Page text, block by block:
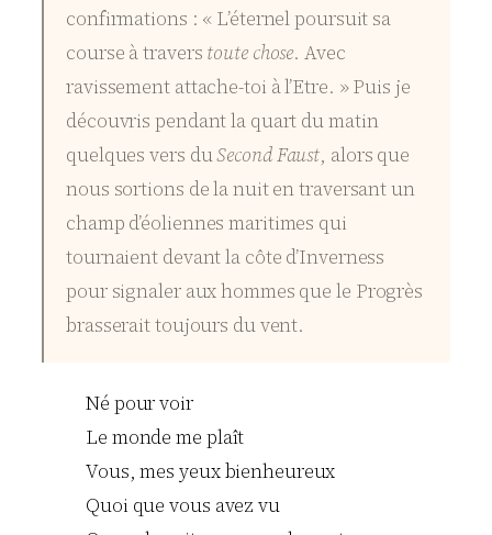
confirmations : « L’éternel poursuit sa
course à travers toute chose. Avec
ravissement attache-toi à l’Etre. » Puis je
découvris pendant la quart du matin
quelques vers duSecond Faust, alors que
nous sortions de la nuit en traversant un
champ d’éoliennes maritimes qui
tournaient devant la côte d’Inverness
pour signaler aux hommes que le Progrès
brasserait toujours du vent.
Né pour voir
Le monde me plaît
Vous, mes yeux bienheureux
Quoi que vous avez vu